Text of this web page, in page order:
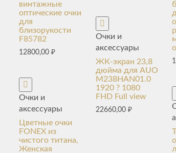
винтажные
оптические очки
для
близорукости
F85782
12800,00₽
Очки и
аксессуары
Цветные очки
FONEX из
чистого титана,
Женская
Очки и
аксессуары
ЖК-экран 23,8
дюйма для AUO
M238HAN01.0
1920 ? 1080
FHD Full view
22660,00 ₽